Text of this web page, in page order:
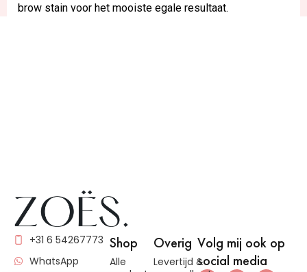
brow stain voor het mooiste egale resultaat.
+31 6 54267773
WhatsApp
Shop
Alle
Overig
Levertijd &
Volg mij ook op
social media